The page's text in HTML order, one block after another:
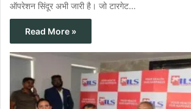
ऑपरेशन सिंदूर अभी जारी है। जो टारगेट…
Read More »